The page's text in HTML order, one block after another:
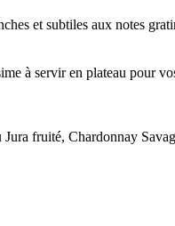
et subtiles aux notes
à servir en plateau pour
fruité, Chardonnay